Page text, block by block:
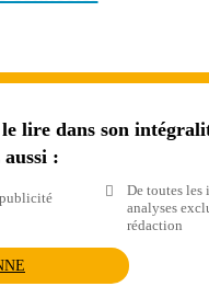
lire dans son
:
De toutes les
analyses
rédaction